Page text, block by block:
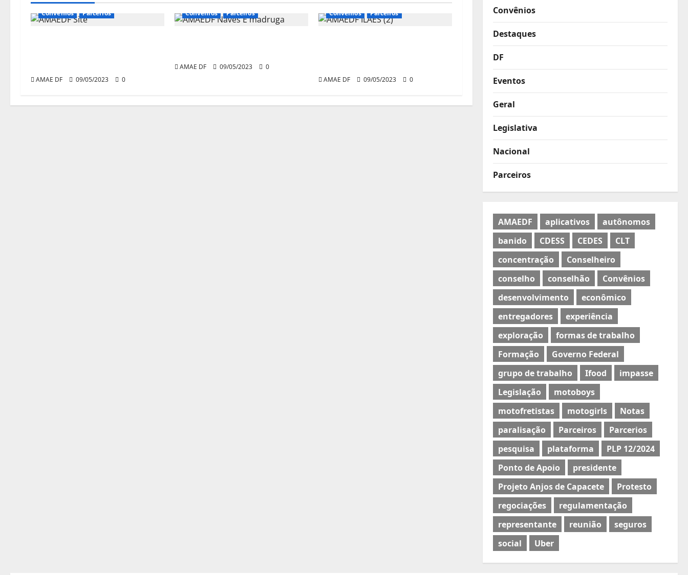
Convênios Parceiros
AMAE DF 09/05/2023 0
Convênios Parceiros
AMAE DF 09/05/2023 0
Convênios Parceiros
AMAE DF 09/05/2023 0
Convênios
Destaques
DF
Eventos
Geral
Legislativa
Nacional
Parceiros
AMAEDF aplicativos
autônomos
banido
CDESS CEDES
CLT
concentração
Conselheiro
conselho
conselhão
Convênios
desenvolvimento
econômico
entregadores
experiência
exploração
formas de trabalho
Formação
Governo Federal
grupo de trabalho
Ifood
impasse
Legislação
motoboys
motofretistas
motogirls
Notas
paralisação
Parceiros
Parcerios
pesquisa
plataforma
PLP 12/2024
Ponto de Apoio
presidente
Projeto Anjos de Capacete
Protesto
regociações
regulamentação
representante
reunião
seguros
social
Uber